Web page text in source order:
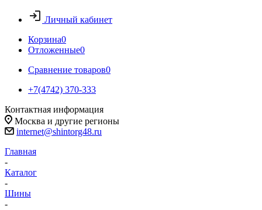
Личный кабинет
Корзина0
Отложенные0
Сравнение товаров0
+7(4742) 370-333
Контактная информация
Москва и другие регионы
internet@shintorg48.ru
Главная
-
Каталог
-
Шины
-